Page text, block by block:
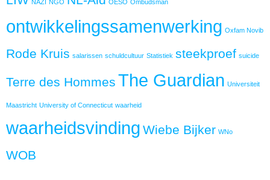
NAZI NGO OESO Ombudsman
ontwikkelingssamenwerking Oxfam Novib
Rode Kruis salarissen schuldcultuur Statistiek steekproef suicide
Terre des Hommes The Guardian Universiteit
Maastricht University of Connecticut waarheid
waarheidsvinding Wiebe Bijker WNo
WOB